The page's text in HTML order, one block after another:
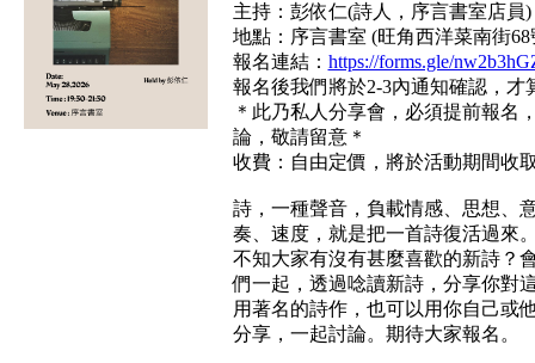
主持：彭依仁(詩人，序言書室店員)
地點：序言書室 (旺角西洋菜南街68
報名連結： https://forms.gle/
報名後我們將於2-3內通知確認，才
＊此乃私人分享會，必須提前報名
論，敬請留意＊
收費：自由定價，將於活動期間收
詩，一種聲音，負載情感、思想、
奏、速度，就是把一首詩復活過來
不知大家有沒有甚麼喜歡的新詩？
們一起，透過唸讀新詩，分享你對
用著名的詩作，也可以用你自己或
分享，一起討論。期待大家報名。